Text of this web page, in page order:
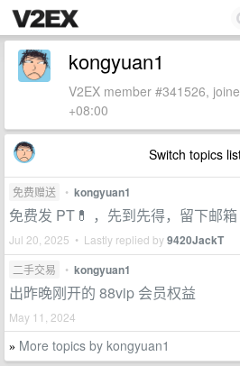
kongyuan1
V2EX member #341526,
+08:00
Switch topics
免费赠送 • kongyuan1
免费发 PT💊 ，先到先得，留下邮箱
Jul 20, 2025 • Lastly replied by9420JackT
二手交易 • kongyuan1
出昨晚刚开的 88vip 会员权益
May 11, 2024
» More topics by kongyuan1